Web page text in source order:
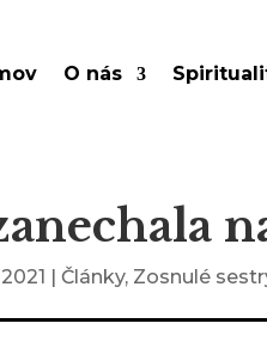
O nás
| Články, Zosnulé